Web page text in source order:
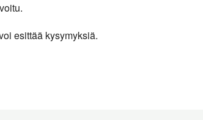
esittää kysymyksiä.